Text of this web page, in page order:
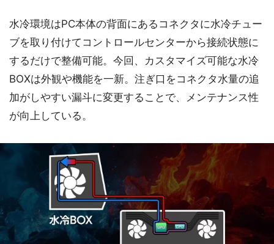
水冷環境はPC本体の背面にあるコネクタに水冷チュー
ブを取り付けてコントロールセンターから接続状態に
するだけで整備可能。今回、カスタマイズ可能な水冷
BOXは外観や機能を一新。注ぎ口をコネクタ水量の追
加がしやすい漏斗に変更することで、メンテナンス性
が向上している。